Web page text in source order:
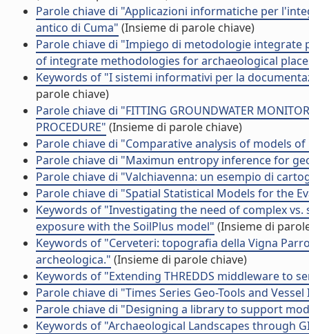
Parole chiave di "Applicazioni informatiche per
antico di Cuma" (Insieme di parole chiave)
Parole chiave di "Impiego di metodologie
of integrate methodologies for archaeological
Keywords of "I sistemi informativi per la
parole chiave)
Parole chiave di "FITTING GROUNDWATER
PROCEDURE" (Insieme di parole chiave)
Parole chiave di "Comparative analysis of models
Parole chiave di "Maximun entropy inference for
Parole chiave di "Valchiavenna: un esempio di
Parole chiave di "Spatial Statistical Models for the
Keywords of "Investigating the need of complex
exposure with the SoilPlus model" (Insieme di
Keywords of "Cerveteri: topografia della Vigna
archeologica." (Insieme di parole chiave)
Keywords of "Extending THREDDS middleware to
Parole chiave di "Times Series Geo-Tools and
Parole chiave di "Designing a library to support
Keywords of "Archaeological Landscapes through